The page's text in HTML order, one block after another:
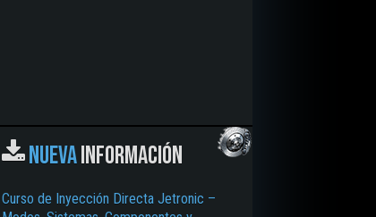
NUEVAINFORMACIÓN
Curso de Inyección Directa Jetronic –